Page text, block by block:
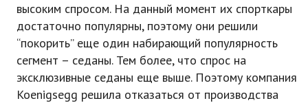
высоким спросом. На данный момент их спорткары
достаточно популярны, поэтому они решили
“покорить” еще один набирающий популярность
сегмент – седаны. Тем более, что спрос на
эксклюзивные седаны еще выше. Поэтому компания
Koenigsegg решила отказаться от производства